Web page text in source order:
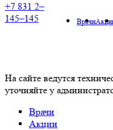
+7 831 2–
145–145
Врачи
На сайте ведутся
уточняйте у
Врачи
Акции